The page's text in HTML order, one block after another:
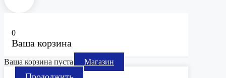
0
Ваша корзина
Ваша корзина пуста Магазин